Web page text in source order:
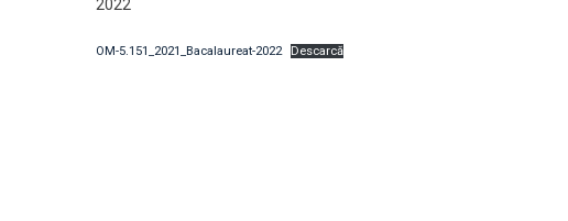
2022
OM-5.151_2021_Bacalaureat-2022 Descarcă